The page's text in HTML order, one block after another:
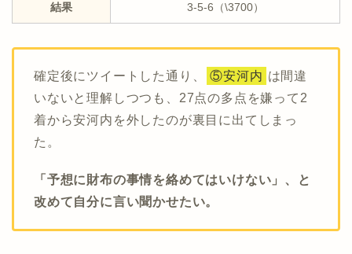
結果 3-5-6（\3700）
確定後にツイートした通り、 ⑤安河内 は間違
いないと理解しつつも、27点の多点を嫌って2
着から安河内を外したのが裏目に出てしまっ
た。
「予想に財布の事情を絡めてはいけない」、と
改めて自分に言い聞かせたい。